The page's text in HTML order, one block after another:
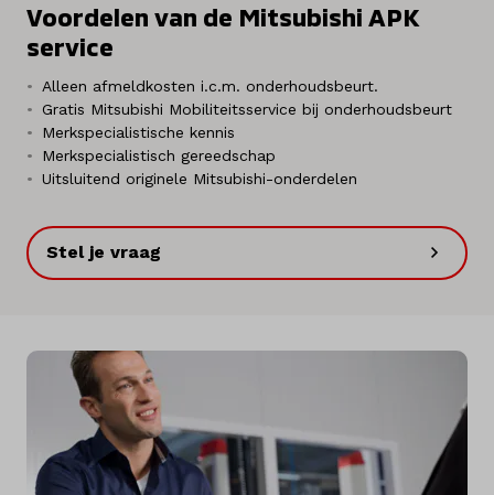
Voordelen van de Mitsubishi APK
service
Alleen afmeldkosten i.c.m. onderhoudsbeurt.
Gratis Mitsubishi Mobiliteitsservice bij onderhoudsbeurt
Merkspecialistische kennis
Merkspecialistisch gereedschap
Uitsluitend originele Mitsubishi-onderdelen
Stel je vraag